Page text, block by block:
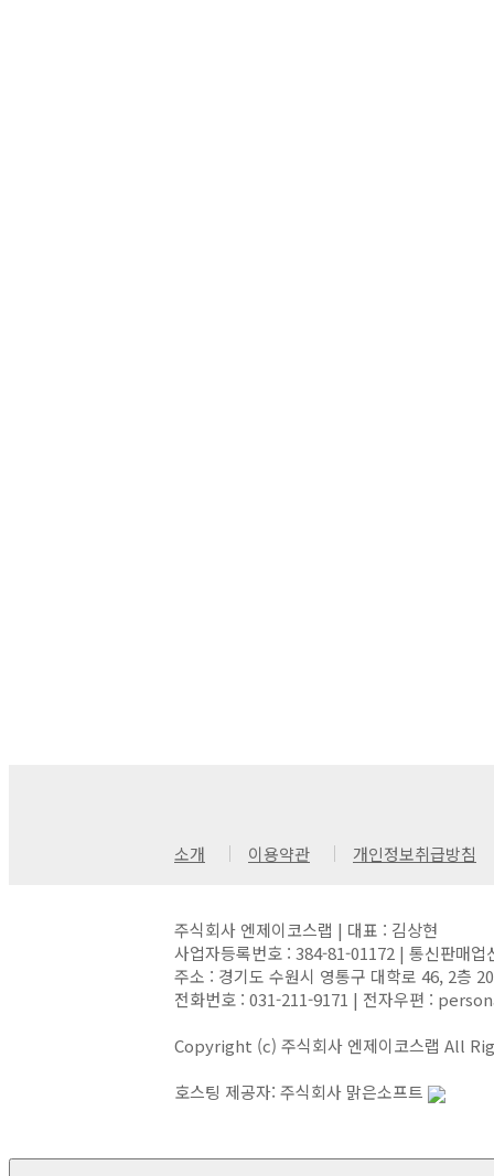
소개 이용약관 개인정보취급방침
주식회사 엔제이코스랩 | 대표 : 김상현
사업자등록번호 : 384-81-01172 | 통신판매
주소 : 경기도 수원시 영통구 대학로 46, 2층
전화번호 : 031-211-9171 | 전자우편 :
Copyright (c) 주식회사 엔제이코스랩 All
호스팅 제공자: 주식회사 맑은소프트